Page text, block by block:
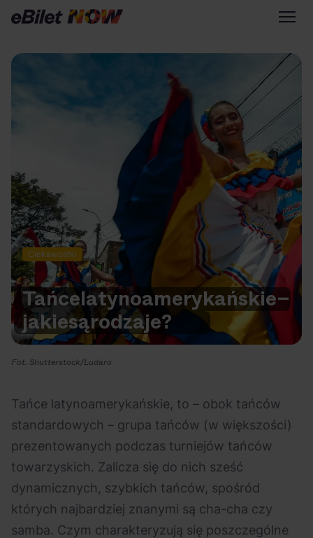
Na czasie
Polecane Scena Impostora 06.08.2026
Kto jest
prawdziwym fanem
Chivasa?
eBilet Festiwal 05.08.2026
Aplikacja
KAMAAAN nową
inicjatywą eBilet
jednoczącą fanów
Warto sprawdzić na eBilet NOW
Scena Główna
Scena Impostora
Historia jednej piosenki
Poza nurtem
Poznaj Polskę
Kultura Osobista
Ciekawostki
Tańcelatynoamerykańskie–
jakiesąrodzaje?
Fot. Shutterstock/Ludaro
Tańce latynoamerykańskie, to – obok tańców
standardowych – grupa tańców (w większości)
prezentowanych podczas turniejów tańców
towarzyskich. Zalicza się do nich sześć
dynamicznych, szybkich tańców, spośród
których najbardziej znanymi są cha-cha czy
samba. Czym charakteryzują się poszczególne